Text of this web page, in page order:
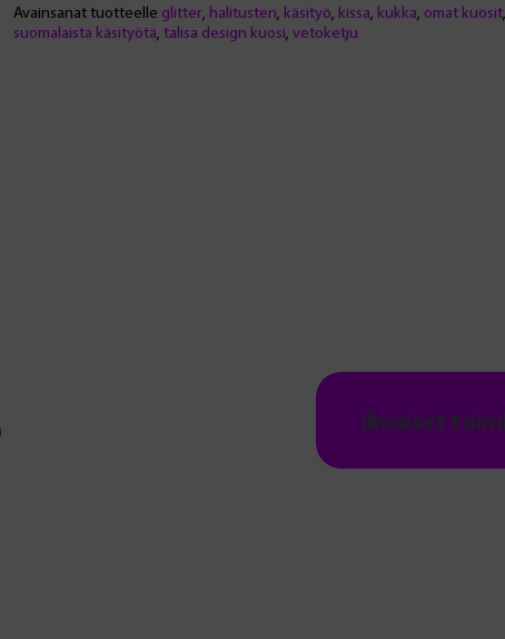
Avainsanat tuotteelle glitter, halitusten, käsityö, kissa, kukka, omat kuosit,
suomalaista käsityötä, talisa design kuosi, vetoketju
Ilmaiset